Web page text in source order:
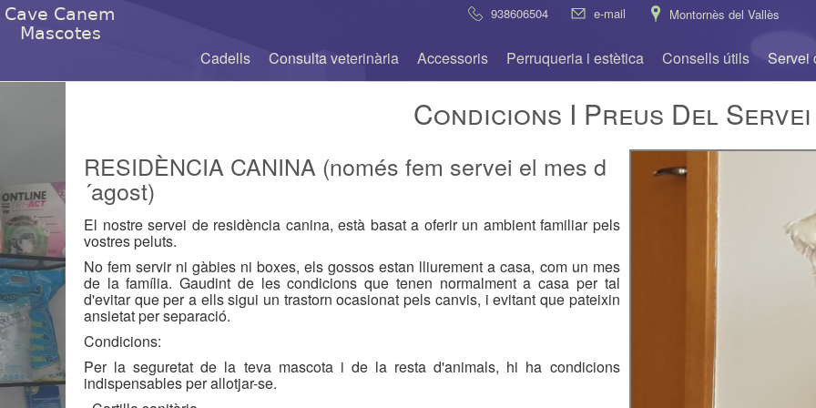
Cave Canem
Mascotes
938606504 e-mail Montornès del Vallès
Cadells Consulta veterinària Accessoris Perruqueria i estètica Consells útils Servei
Condicions I Preus Del Servei
RESIDÈNCIA CANINA (només fem servei el mes d
´agost)
El nostre servei de residència canina, està basat a oferir un ambient familiar pels
vostres peluts.
No fem servir ni gàbies ni boxes, els gossos estan lliurement a casa, com un mes
de la família. Gaudint de les condicions que tenen normalment a casa per tal
d'evitar que per a ells sigui un trastorn ocasionat pels canvis, i evitant que pateixin
ansietat per separació.
Condicions:
Per la seguretat de la teva mascota i de la resta d'animals, hi ha condicions
indispensables per allotjar-se.